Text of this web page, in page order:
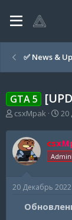
✅️ News &
GTA 5
А
т
о
р
м
csxMpak
Д
т
а
н
а
а
20
20 Декабрь 2022